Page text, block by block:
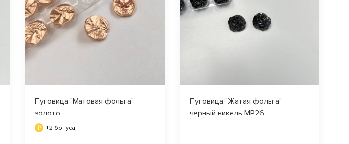
Пуговица "Матовая фольга"
золото
+2 бонуса
Пуговица "Жатая фольга"
черный никель MP26